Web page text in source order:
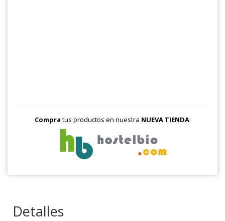
Compra tus productos en nuestra NUEVA TIENDA:
Detalles